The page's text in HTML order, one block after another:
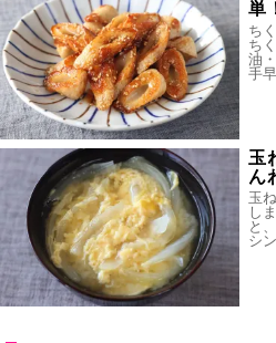
単
ち
ち
油
手
玉
ん
玉
し
と
シ